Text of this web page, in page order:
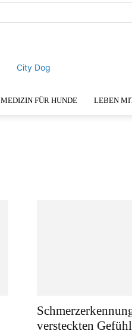
City Dog
MEDIZIN FÜR HUNDE LEBEN
versteckten